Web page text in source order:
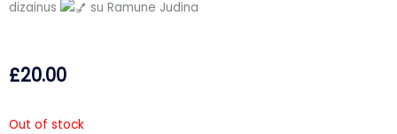
dizainus
su Ramune Judina
£20.00
Out of stock